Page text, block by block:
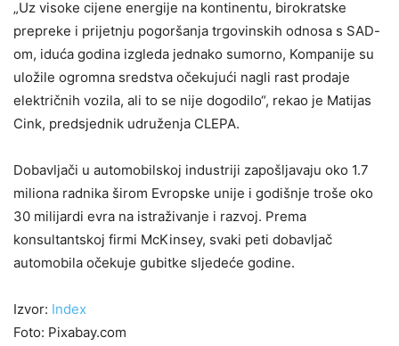
„Uz visoke cijene energije na kontinentu, birokratske
prepreke i prijetnju pogoršanja trgovinskih odnosa s SAD-
om, iduća godina izgleda jednako sumorno, Kompanije su
uložile ogromna sredstva očekujući nagli rast prodaje
električnih vozila, ali to se nije dogodilo“, rekao je Matijas
Cink, predsjednik udruženja CLEPA.
Dobavljači u automobilskoj industriji zapošljavaju oko 1.7
miliona radnika širom Evropske unije i godišnje troše oko
30 milijardi evra na istraživanje i razvoj. Prema
konsultantskoj firmi McKinsey, svaki peti dobavljač
automobila očekuje gubitke sljedeće godine.
Izvor: Index
Foto: Pixabay.com